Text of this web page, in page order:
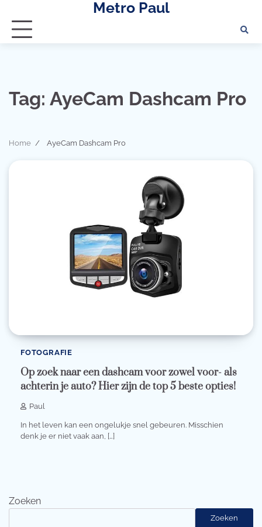
content
Metro Paul
Tag: AyeCam Dashcam Pro
Home AyeCam Dashcam Pro
FOTOGRAFIE
Op zoek naar een dashcam voor zowel voor- als
achterin je auto? Hier zijn de top 5 beste opties!
Paul
In het leven kan een ongelukje snel gebeuren. Misschien
denk je er niet vaak aan, […]
Zoeken
Zoeken